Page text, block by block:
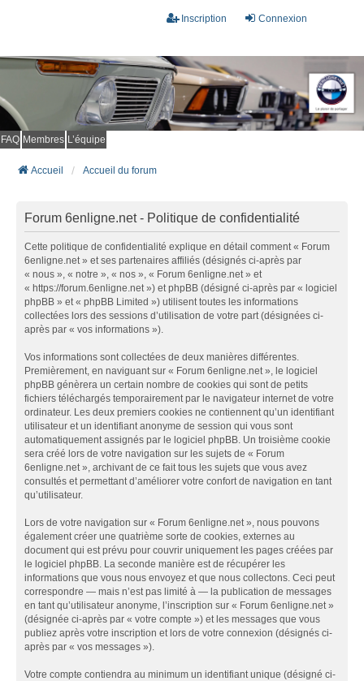
Connexion
Inscription
FAQ Membres L’équipe
Accueil Accueil du forum
Forum 6enligne.net - Politique de confidentialité
Cette politique de confidentialité explique en détail comment « Forum
6enligne.net » et ses partenaires affiliés (désignés ci-après par
« nous », « notre », « nos », « Forum 6enligne.net » et
« https://forum.6enligne.net ») et phpBB (désigné ci-après par « logiciel
phpBB » et « phpBB Limited ») utilisent toutes les informations
collectées lors des sessions d’utilisation de votre part (désignées ci-
après par « vos informations »).
Vos informations sont collectées de deux manières différentes.
Premièrement, en naviguant sur « Forum 6enligne.net », le logiciel
phpBB génèrera un certain nombre de cookies qui sont de petits
fichiers téléchargés temporairement par le navigateur internet de votre
ordinateur. Les deux premiers cookies ne contiennent qu’un identifiant
utilisateur et un identifiant anonyme de session qui vous sont
automatiquement assignés par le logiciel phpBB. Un troisième cookie
sera créé lors de votre navigation sur les sujets de « Forum
6enligne.net », archivant de ce fait tous les sujets que vous avez
consultés et permettant d’améliorer votre confort de navigation en tant
qu’utilisateur.
Lors de votre navigation sur « Forum 6enligne.net », nous pouvons
également créer une quatrième sorte de cookies, externes au
document qui est prévu pour couvrir uniquement les pages créées par
le logiciel phpBB. La seconde manière est de récupérer les
informations que vous nous envoyez et que nous collectons. Ceci peut
correspondre — mais n’est pas limité à — la publication de messages
en tant qu’utilisateur anonyme, l’inscription sur « Forum 6enligne.net »
(désignée ci-après par « votre compte ») et les messages que vous
publiez après votre inscription et lors de votre connexion (désignés ci-
après par « vos messages »).
Votre compte contiendra au minimum un identifiant unique (désigné ci-